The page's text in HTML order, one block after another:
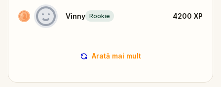
Vinny Rookie 4200 XP
Arată mai mult